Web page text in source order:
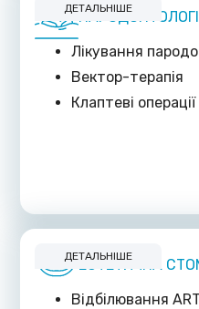
Лікування
Вектор-терапія
Клаптеві операції
ДЕТАЛЬНІШЕ
ЕСТЕТИЧНА
Відбілювання
ДЕТАЛЬНІШЕ